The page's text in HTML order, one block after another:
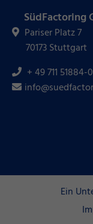
SüdFactoring
Pariser Platz 7
70173 Stuttgart
+ 49 711 51884-0
Ein